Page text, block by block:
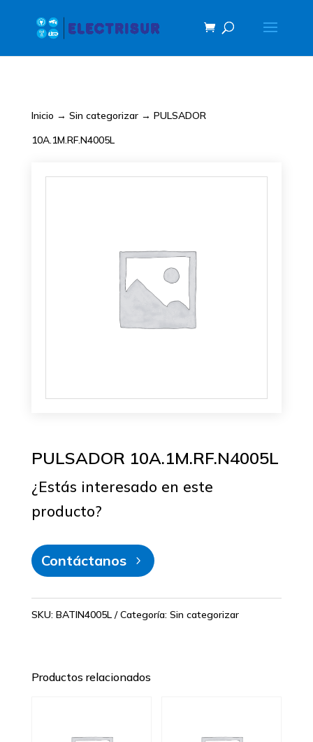
Inicio → Sin categorizar→ PULSADOR
10A.1M.RF.N4005L
PULSADOR 10A.1M.RF.N4005L
¿Estás interesado en este
producto?
Contáctanos
SKU: BATIN4005L Categoría: Sin categorizar
Productos relacionados